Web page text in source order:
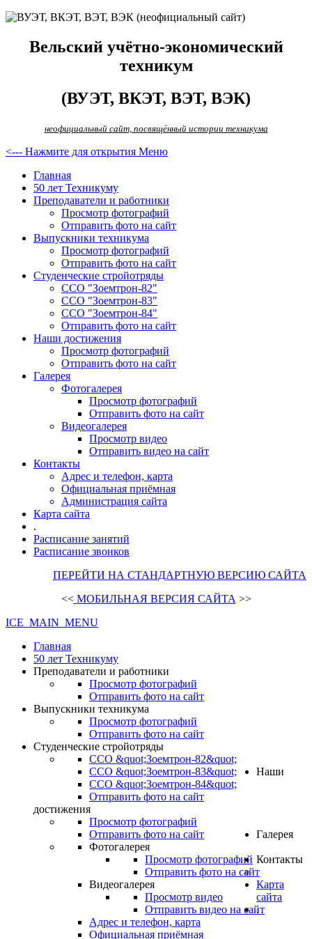
Вельский учётно-экономический
техникум
(ВУЭТ, ВКЭТ, ВЭТ, ВЭК)
неофициальный сайт, посвящённый истории техникума
<--- Нажмите для открытия Меню
Главная
50 лет Техникуму
Преподаватели и работники
Просмотр фотографий
Отправить фото на сайт
Выпускники техникума
Просмотр фотографий
Отправить фото на сайт
Студенческие стройотряды
ССО "Зоемтрон-82"
ССО "Зоемтрон-83"
ССО "Зоемтрон-84"
Отправить фото на сайт
Наши достижения
Просмотр фотографий
Отправить фото на сайт
Галерея
Фотогалерея
Просмотр фотографий
Отправить фото на сайт
Видеогалерея
Просмотр видео
Отправить видео на сайт
Контакты
Адрес и телефон, карта
Официальная приёмная
Администрация сайта
Карта сайта
.
Расписание занятий
Расписание звонков
ПЕРЕЙТИ НА СТАНДАРТНУЮ ВЕРСИЮ САЙТА
<<МОБИЛЬНАЯ ВЕРСИЯ САЙТА >>
ICE_MAIN_MENU
Главная
50 лет Техникуму
Преподаватели и работники
Просмотр фотографий
Отправить фото на сайт
Выпускники техникума
Просмотр фотографий
Отправить фото на сайт
Студенческие стройотряды
ССО &quot;Зоемтрон-82&quot;
ССО &quot;Зоемтрон-83&quot;
ССО &quot;Зоемтрон-84&quot;
Отправить фото на сайт
Наши
достижения
Просмотр фотографий
Отправить фото на сайт
Галерея
Фотогалерея
Просмотр фотографий
Отправить фото на сайт
Видеогалерея
Просмотр видео
Отправить видео на сайт
Контакты
Адрес и телефон, карта
Официальная приёмная
Карта
сайта
.